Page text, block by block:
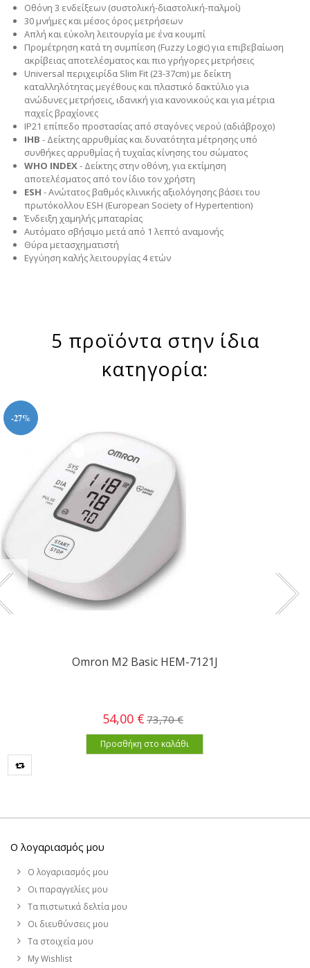
Οθόνη 3 ενδείξεων (συστολική-διαστολική-παλμοί)
30 μνήμες και μέσος όρος μετρήσεων
Απλή και εύκολη λειτουργία με ένα κουμπί
Προμέτρηση κατά τη συμπίεση (Fuzzy Logic) για επιβεβαίωση
ακρίβειας αποτελέσματος και πιο γρήγορες μετρήσεις
Universal περιχειρίδα Slim Fit (23-37cm) με δείκτη
καταλληλότητας μεγέθους και πλαστικό δακτύλιο γιa
ανώδυνες μετρήσεις, ιδανική για κανονικούς και για μέτρια
παχείς βραχίονες
IP21 επίπεδο προστασίας από σταγόνες νερού (αδιάβροχο)
IHB - Δείκτης αρρυθμίας και δυνατότητα μέτρησης υπό
συνθήκες αρρυθμίας ή τυχαίας κίνησης του σώματος
WHO INDEX- Δείκτης στην οθόνη, για εκτίμηση
αποτελέσματος από τον ίδιο τον χρήστη
ESH - Ανώτατος βαθμός κλινικής αξιολόγησης βάσει του
πρωτόκολλου ESH (European Society of Hypertention)
Ένδειξη χαμηλής μπαταρίας
Αυτόματο σβήσιμο μετά από 1 λεπτό αναμονής
Θύρα μετασχηματιστή
Εγγύηση καλής λειτουργίας 4 ετών
5 προϊόντα στην ίδια
κατηγορία:
-27%
Omron M2 Basic HEM-7121J
54,00 € 73,70 €
Προσθήκη στο καλάθι
Ο λογαριασμός μου
Ο λογαριασμός μου
Οι παραγγελίες μου
Τα πιστωτικά δελτία μου
Οι διευθύνσεις μου
Τα στοιχεία μου
My Wishlist